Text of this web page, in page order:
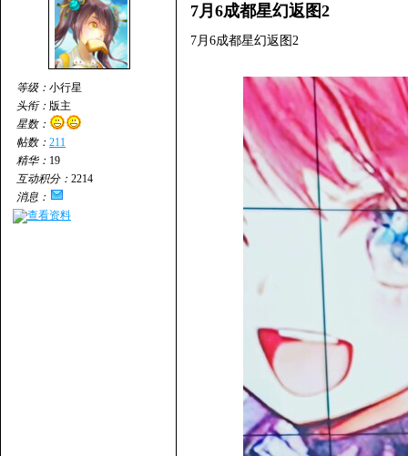
等级： 小行星
头衔： 版主
星数：
帖数： 211
精华： 19
互动积分： 2214
消息：
查看资料
7月6成都星幻返图2
7月6成都星幻返图2